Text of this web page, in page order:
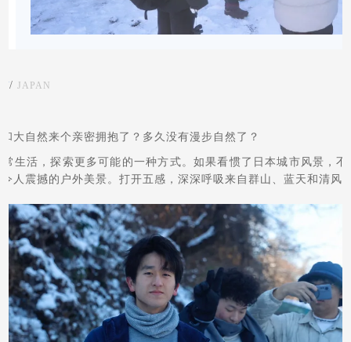
/JAPAN
大自然来个亲密拥抱了？多久没有漫步自然了？
生活，探索更多可能的一种方式。如果看惯了日本城市风景，不
人震撼的户外美景。打开五感，深深呼吸来自群山、蓝天和清风